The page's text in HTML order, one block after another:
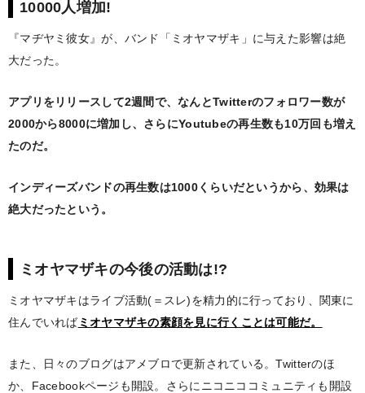
10000人増加!
『マヂヤミ彼女』が、バンド「ミオヤマザキ」に与えた影響は絶
大だった。
アプリをリリースして2週間で、なんとTwitterのフォロワー数が
2000から8000に増加し、さらにYoutubeの再生数も10万回も増え
たのだ。
インディーズバンドの再生数は1000くらいだというから、効果は
絶大だったという。
ミオヤマザキの今後の活動は!?
ミオヤマザキはライブ活動(＝スレ)を精力的に行っており、関東に
住んでいれば ミオヤマザキの素顔を見に行くことは可能だ。
また、日々のブログはアメブロで更新されている。Twitterのほ
か、Facebookページも開設。さらにニコニココミュニティも開設